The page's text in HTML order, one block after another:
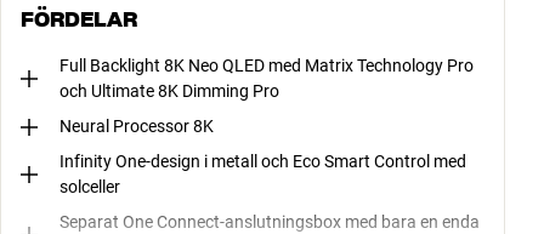
FÖRDELAR
Full Backlight 8K Neo QLED med Matrix Technology Pro
och Ultimate 8K Dimming Pro
Neural Processor 8K
Infinity One-design i metall och Eco Smart Control med
solceller
Separat One Connect-anslutningsbox med bara en enda